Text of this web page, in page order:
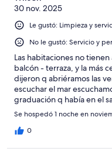
30 nov. 2025
Le gustó: Limpieza y
No le gustó: Servicio y
Las habitaciones no
balcón - terraza, y la más
dijeron q abriéramos las
escuchar el mar
graduación q había en el
estaba bien hecha (mal
Se hospedó 1 noche en
0